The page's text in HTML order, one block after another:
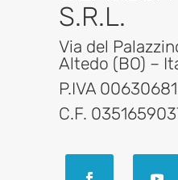
S.R.L.
Via del
Altedo (BO) –
P.IVA
C.F.